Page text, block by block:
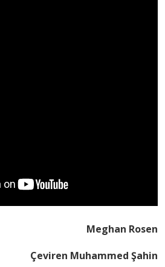
Meghan Rosen
Çeviren Muhammed Şahin